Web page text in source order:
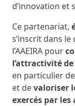
d’innovation et
Ce partenariat,
s’inscrit dans
l’AAEIRA pour
l’attractivité
en particulier de
et devaloriser
exercés par